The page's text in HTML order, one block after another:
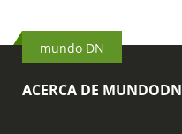
mundo DN
ACERCA DE MUNDODN